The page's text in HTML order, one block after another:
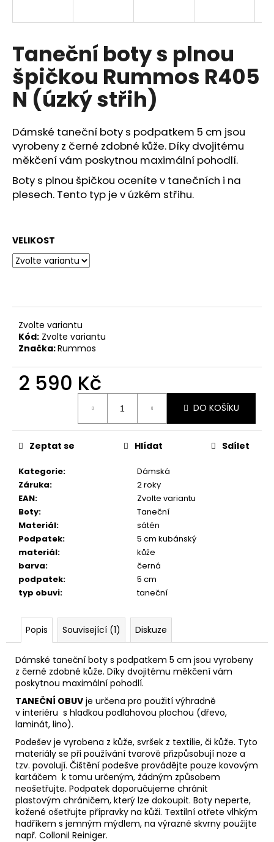
Taneční boty s plnou
špičkou Rummos R405
N (úzký střih)
Dámské taneční boty s podpatkem 5 cm jsou
vyrobeny z černé zdobné kůže. Díky dvojitému
měkčení vám poskytnou maximální pohodlí.
Boty s plnou špičkou oceníte v tanečních i na
plesech. Tento typ je v úzkém střihu.
VELIKOST
Zvolte variantu
Kód: Zvolte variantu
Značka:Rummos
2 590 Kč
DO KOŠÍKU
Kategorie:
Dámská
Záruka:
2 roky
EAN:
Zvolte variantu
Boty:
Taneční
Materiál:
sátén
Podpatek:
5 cm kubánský
materiál:
kůže
barva:
černá
podpatek:
5 cm
typ obuvi: taneční
Zeptat se Hlídat Sdílet
Popis Související (1) Diskuze
Dámské taneční boty s podpatkem 5 cm jsou vyrobeny
z černé zdobné kůže. Díky dvojitému měkčení vám
poskytnou maximální pohodlí.
TANEČNÍ OBUV je určena pro použití výhradně
v interiéru s hladkou podlahovou plochou (dřevo,
laminát, lino).
Podešev je vyrobena z kůže, svršek z textilie, či kůže. Tyto
materiály se při používání tvarově přizpůsobují noze a
tzv. povolují. Čištění podešve provádějte pouze kovovým
kartáčem k tomu určeným, žádným způsobem
neošetřujte. Podpatek doporučujeme chránit
plastovým chráničem, který lze dokoupit. Boty neperte,
kožené ošetřujte přípravky na kůži. Textilní otřete vlhkým
hadříkem s jemným mýdlem, na výrazné skvrny použijte
např. Collonil Reiniger.
í
t
?
HLEDAT
D
o
r
u
j
m
e
DÁMSKÉ
TANEČNÍ
PODPATEK
7CM
290
Kč